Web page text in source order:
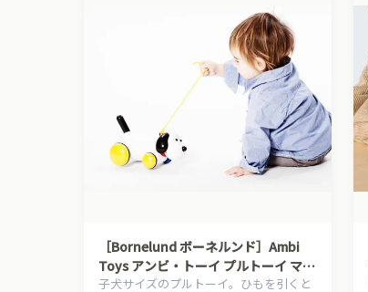
［Bornelund ボーネルンド］Ambi
Toys アンビ・トーイ プルトーイ マッ
クス
子犬サイズのプルトーイ。ひもを引くと